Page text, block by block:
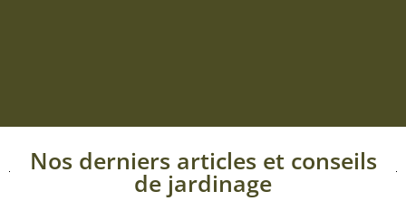
Nos derniers articles et conseils
de jardinage